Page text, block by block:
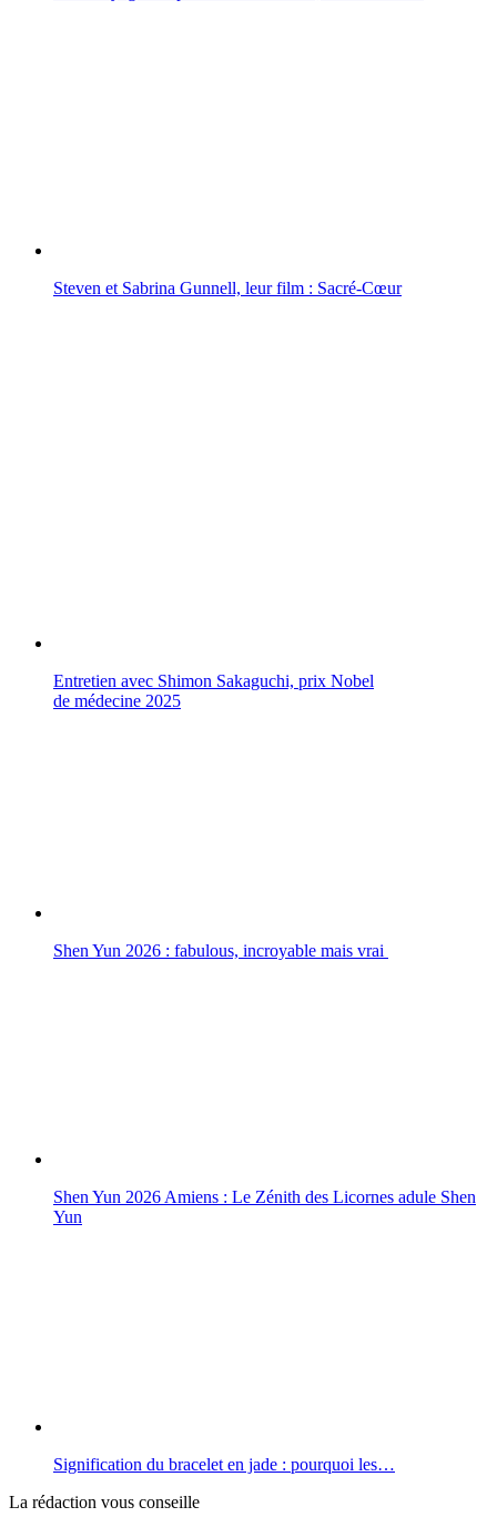
Steven et Sabrina Gunnell, leur film : Sacré-Cœur
Entretien avec Shimon Sakaguchi, prix Nobel
de médecine 2025
Shen Yun 2026 : fabulous, incroyable mais vrai
Shen Yun 2026 Amiens : Le Zénith des Licornes adule Shen
Yun
Signification du bracelet en jade : pourquoi les…
La rédaction vous conseille